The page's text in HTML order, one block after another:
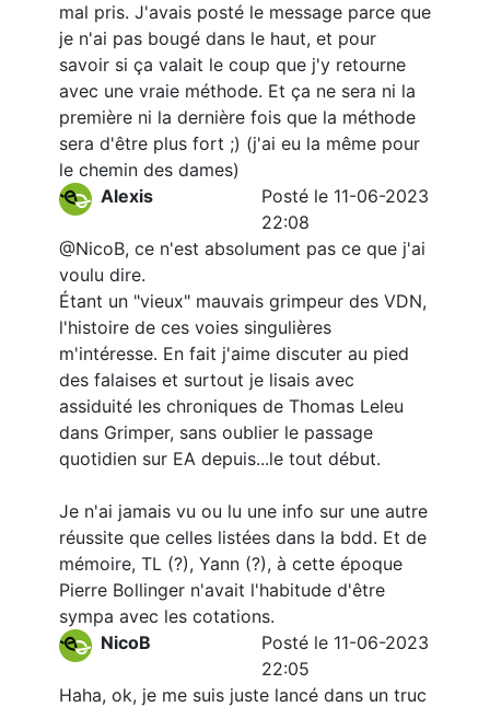
mal pris. J'avais posté le message parce que
je n'ai pas bougé dans le haut, et pour
savoir si ça valait le coup que j'y retourne
avec une vraie méthode. Et ça ne sera ni la
première ni la dernière fois que la méthode
sera d'être plus fort ;) (j'ai eu la même pour
le chemin des dames)
Alexis
Posté le 11-06-2023
22:08
@NicoB, ce n'est absolument pas ce que j'ai
voulu dire.
Étant un "vieux" mauvais grimpeur des VDN,
l'histoire de ces voies singulières
m'intéresse. En fait j'aime discuter au pied
des falaises et surtout je lisais avec
assiduité les chroniques de Thomas Leleu
dans Grimper, sans oublier le passage
quotidien sur EA depuis...le tout début.
Je n'ai jamais vu ou lu une info sur une autre
réussite que celles listées dans la bdd. Et de
mémoire, TL (?), Yann (?), à cette époque
Pierre Bollinger n'avait l'habitude d'être
sympa avec les cotations.
NicoB
Posté le 11-06-2023
22:05
Haha, ok, je me suis juste lancé dans un truc